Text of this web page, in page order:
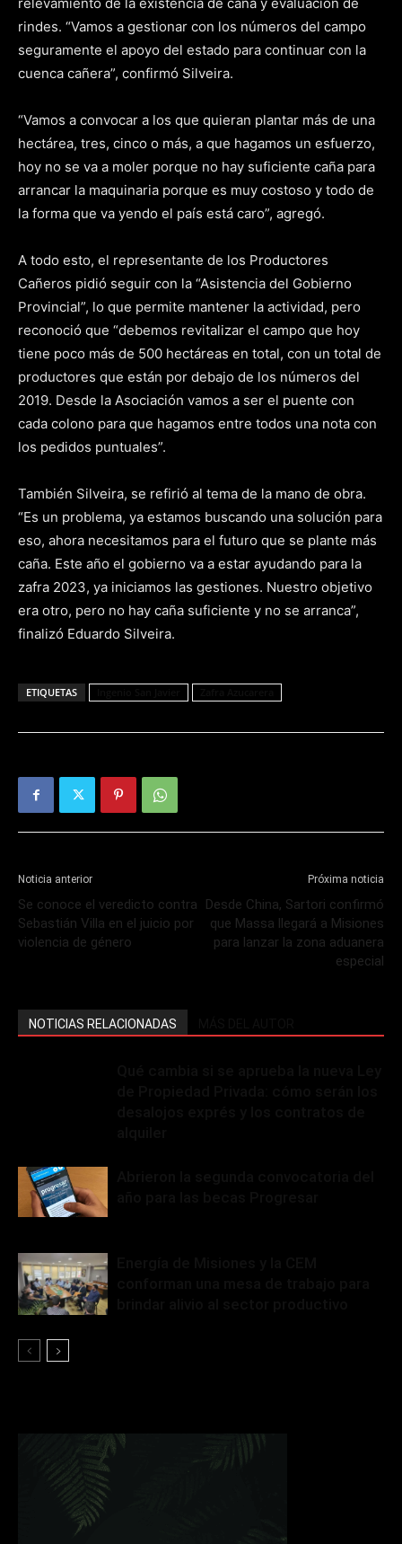
rindes. “Vamos a gestionar con los números del campo
seguramente el apoyo del estado para continuar con la
cuenca cañera”, confirmó Silveira.
“Vamos a convocar a los que quieran plantar más de una
hectárea, tres, cinco o más, a que hagamos un esfuerzo,
hoy no se va a moler porque no hay suficiente caña para
arrancar la maquinaria porque es muy costoso y todo de
la forma que va yendo el país está caro”, agregó.
A todo esto, el representante de los Productores
Cañeros pidió seguir con la “Asistencia del Gobierno
Provincial”, lo que permite mantener la actividad, pero
reconoció que “debemos revitalizar el campo que hoy
tiene poco más de 500 hectáreas en total, con un total de
productores que están por debajo de los números del
2019. Desde la Asociación vamos a ser el puente con
cada colono para que hagamos entre todos una nota con
los pedidos puntuales”.
También Silveira, se refirió al tema de la mano de obra.
“Es un problema, ya estamos buscando una solución para
eso, ahora necesitamos para el futuro que se plante más
caña. Este año el gobierno va a estar ayudando para la
zafra 2023, ya iniciamos las gestiones. Nuestro objetivo
era otro, pero no hay caña suficiente y no se arranca”,
finalizó Eduardo Silveira.
ETIQUETAS
Noticia anterior
Se conoce el veredicto contra
Sebastián Villa en el juicio por
violencia de género
Próxima noticia
Desde China, Sartori confirmó
que Massa llegará a Misiones
para lanzar la zona aduanera
especial
NOTICIAS RELACIONADAS